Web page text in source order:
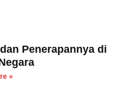
Penerapannya di
»